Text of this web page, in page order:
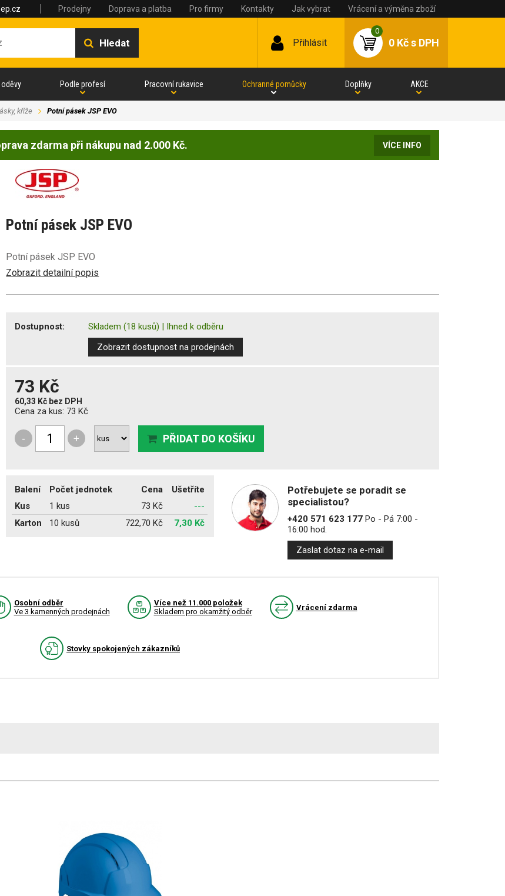
Prodejny Doprava a platba Pro firmy Kontakty Jak vybrat Vrácení a výměna zboží
Hledat Přihlásit
0
0 Kčs DPH
Podle profesí Pracovní rukavice Ochranné pomůcky Doplňky AKCE
kříže Potní pásek JSP EVO
zdarma při nákupu nad 2.000 Kč. VÍCE INFO
Potní pásek JSP EVO
Potní pásek JSP EVO
Zobrazit detailní popis
Dostupnost: Skladem (18 kusů) | Ihned k odběru
Zobrazit dostupnost na prodejnách
73 Kč
60,33 Kč bez DPH
Cena za kus: 73 Kč
- + PŘIDAT DO KOŠÍKU
Balení Počet jednotek Cena
Ušetříte
Kus
1 kus 73 Kč
---
Karton
10 kusů 722,70 Kč 7,30 Kč
Potřebujete se poradit se
specialistou?
+420 571 623 177Po - Pá 7:00 -
16:00 hod.
Zaslat dotaz na e-mail
Osobní odběr
Ve 3 kamenných prodejnách
Více než 11.000 položek
Skladem pro okamžitý odběr
Vrácení zdarma
Stovky spokojených zákazníků